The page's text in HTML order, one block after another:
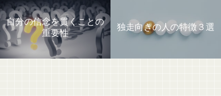
自分の信念を貫くことの
重要性
独走向きの人の特徴３選